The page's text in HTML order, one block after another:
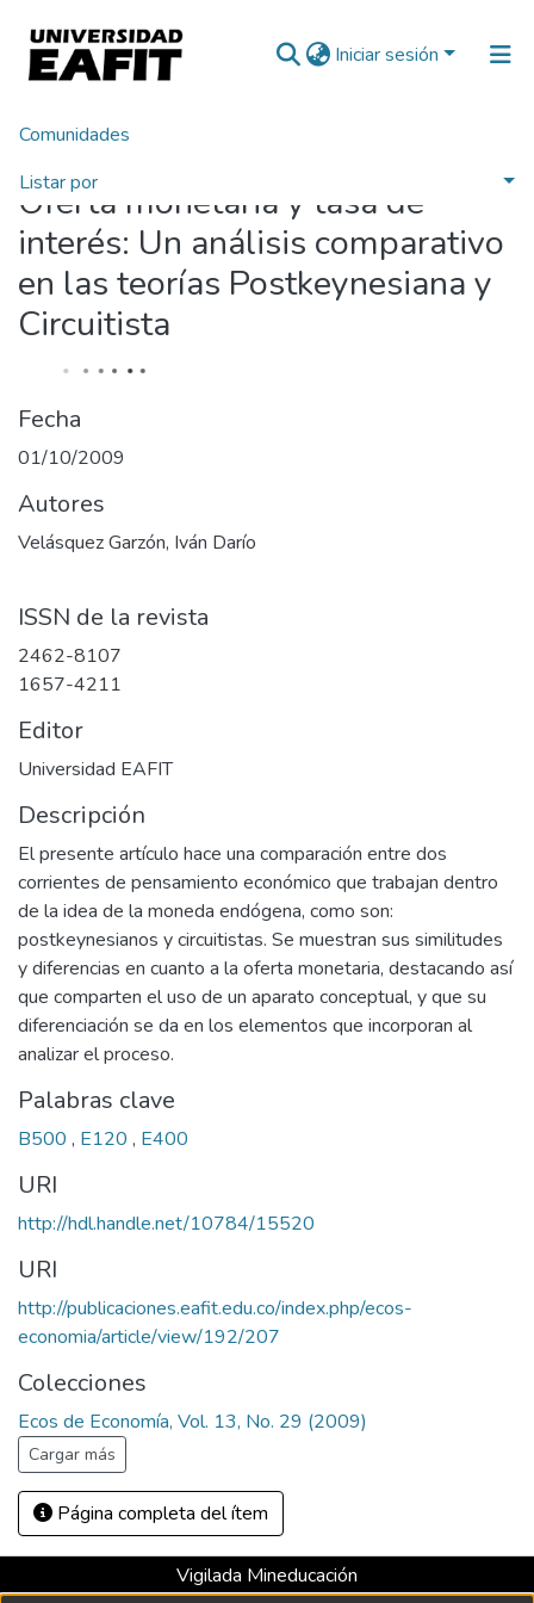
Iniciar sesión
Comunidades
Listar por
Estadísticas
Inicio
Oferta monetaria y tasa de
interés: Un análisis comparativo
en las teorías Postkeynesiana y
Circuitista
Fecha
01/10/2009
Autores
Velásquez Garzón, Iván Darío
ISSN de la revista
2462-8107
1657-4211
Editor
Universidad EAFIT
Descripción
El presente artículo hace una comparación entre dos
corrientes de pensamiento económico que trabajan dentro
de la idea de la moneda endógena, como son:
postkeynesianos y circuitistas. Se muestran sus similitudes
y diferencias en cuanto a la oferta monetaria, destacando así
que comparten el uso de un aparato conceptual, y que su
diferenciación se da en los elementos que incorporan al
analizar el proceso.
Palabras clave
B500 , E120 , E400
URI
http://hdl.handle.net/10784/15520
URI
http://publicaciones.eafit.edu.co/index.php/ecos-
economia/article/view/192/207
Colecciones
Ecos de Economía, Vol. 13, No. 29 (2009)
Cargar más
Página completa del ítem
Vigilada Mineducación